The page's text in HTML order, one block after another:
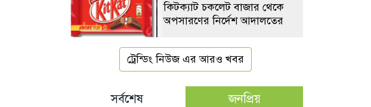
কিটক্যাট চকলেট বাজার থেকে
অপসারণের নির্দেশ আদালতের
ট্রেন্ডিং নিউজ এর আরও খবর
সর্বশেষ জনপ্রিয়